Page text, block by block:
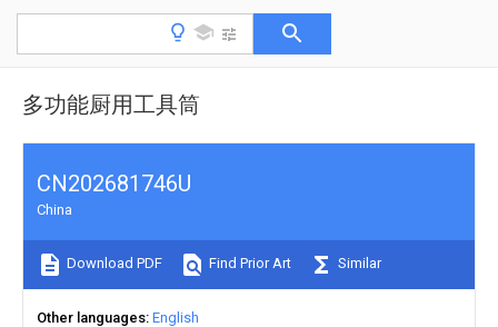
多功能厨用工具筒
CN202681746U
China
Download PDF Find Prior Art Similar
Other languages English